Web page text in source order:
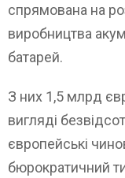
спрямована на
виробництва
батарей.
З них 1,5 млрд
вигляді
європейські
бюрократичний